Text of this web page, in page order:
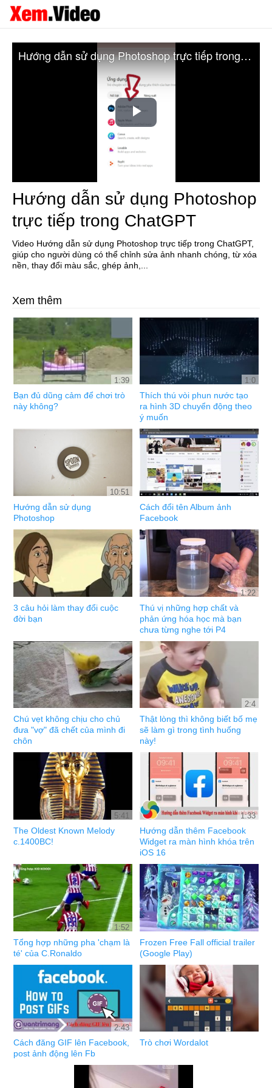
Play
Video
Hướng dẫn sử dụng Photoshop trực tiếp trong ChatGPT
Hướng dẫn sử dụng Photoshop
trực tiếp trong ChatGPT
Video Hướng dẫn sử dụng Photoshop trực tiếp trong ChatGPT,
giúp cho người dùng có thể chỉnh sửa ảnh nhanh chóng, từ xóa
nền, thay đổi màu sắc, ghép ảnh,...
Xem thêm
1:39
Bạn đủ dũng cảm để chơi trò
này không?
1:0
Thích thú vòi phun nước tạo
ra hình 3D chuyển động theo
ý muốn
10:51
Hướng dẫn sử dụng
Photoshop
Cách đổi tên Album ảnh
Facebook
3 câu hỏi làm thay đổi cuộc
đời bạn
1:22
Thú vị những hợp chất và
phản ứng hóa học mà bạn
chưa từng nghe tới P4
Chú vẹt không chịu cho chủ
đưa "vợ" đã chết của mình đi
chôn
2:4
Thật lòng thì không biết bố mẹ
sẽ làm gì trong tình huống
này!
5:41
The Oldest Known Melody
c.1400BC!
1:33
Hướng dẫn thêm Facebook
Widget ra màn hình khóa trên
iOS 16
1:52
Tổng hợp những pha 'chạm là
té' của C.Ronaldo
Frozen Free Fall official trailer
(Google Play)
2:43
Cách đăng GIF lên Facebook,
post ảnh động lên Fb
Trò chơi Wordalot